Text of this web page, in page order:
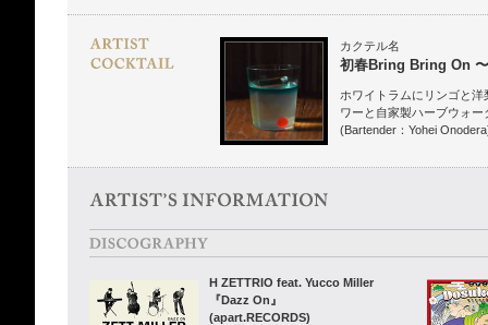
カクテル名
初春Bring Bring On
ホワイトラムにリンゴと
ワーと自家製ハーブウォ
(Bartender：Yohei
H ZETTRIO feat. Yucco Miller
『Dazz On』
(apart.RECORDS)